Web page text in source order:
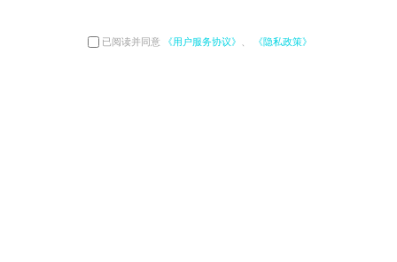
已阅读并同意 《用户服务协议》 《隐私政策》